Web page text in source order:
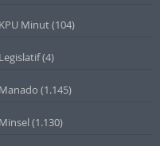
KPU Minut(104)
Legislatif(4)
Manado (1.145)
Minsel (1.130)